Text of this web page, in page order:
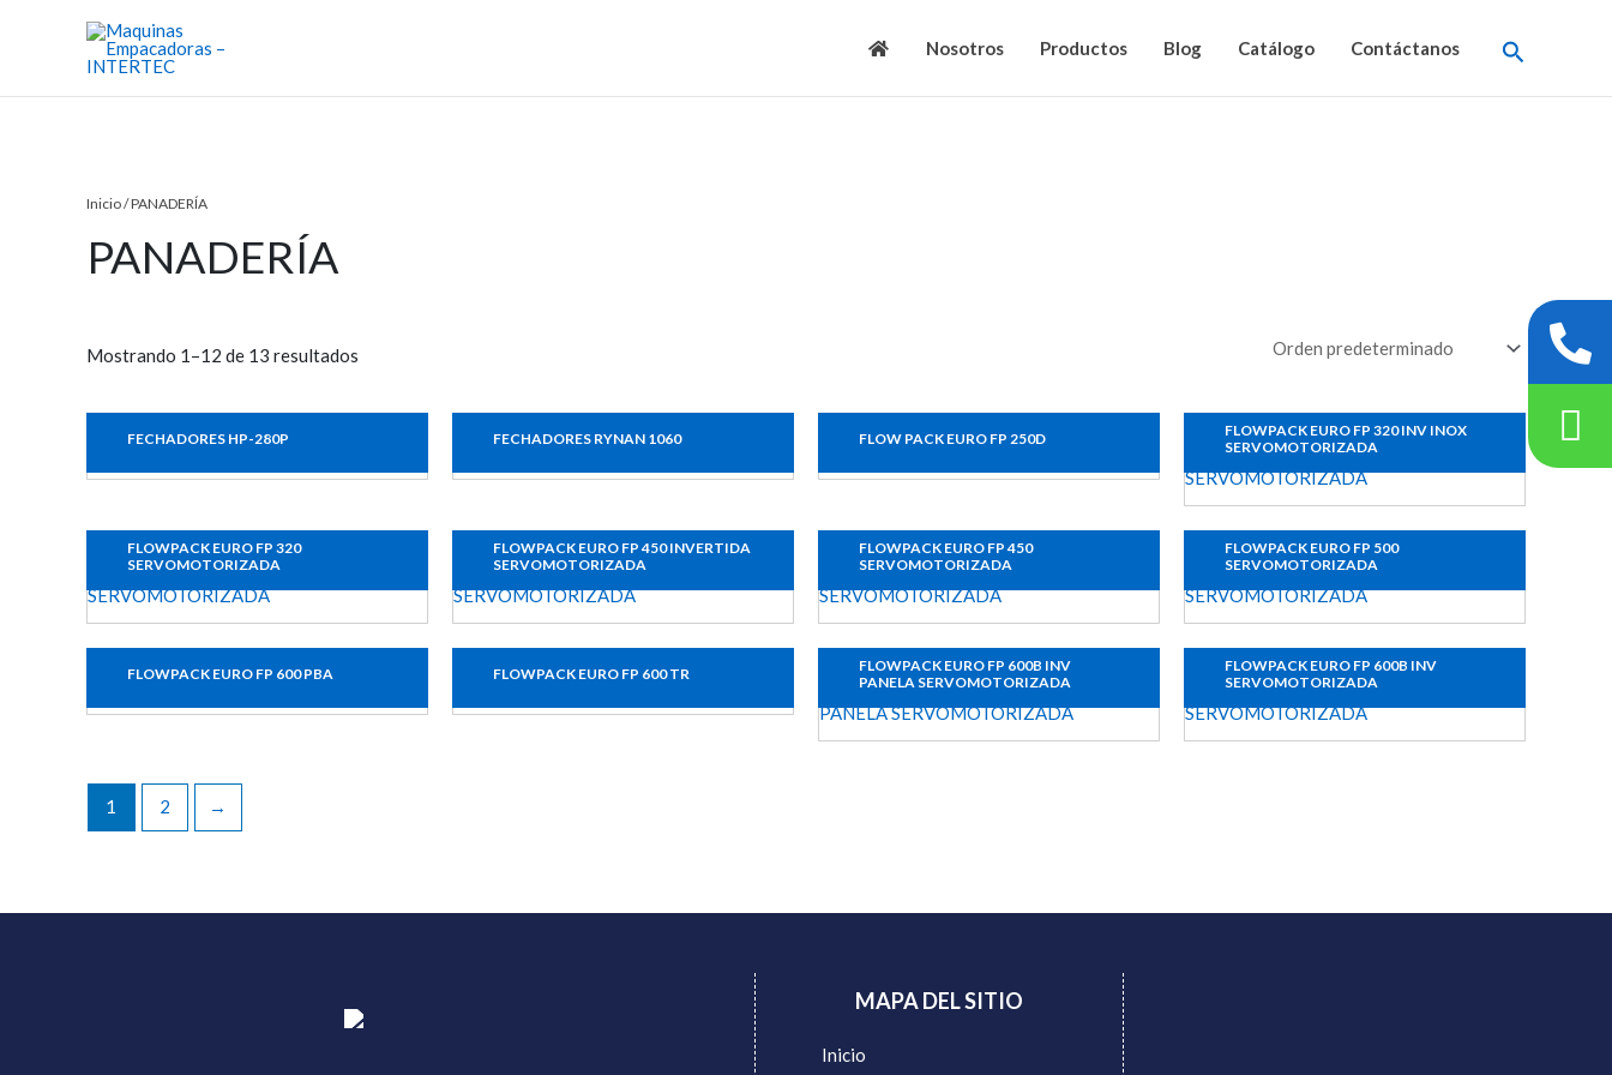
Nosotros Productos Blog Catálogo Contáctanos Buscar
Inicio/ PANADERÍA
PANADERÍA
Mostrando 1–12 de 13 resultados
FECHADORES HP-280P FECHADORES RYNAN 1060 FLOW PACK EURO FP 250D
FLOWPACK EURO FP 320 INV INOX
SERVOMOTORIZADA
FLOWPACK EURO FP 320
SERVOMOTORIZADA
FLOWPACK EURO FP 450 INVERTIDA
SERVOMOTORIZADA
FLOWPACK EURO FP 450
SERVOMOTORIZADA
FLOWPACK EURO FP 500
SERVOMOTORIZADA
FLOWPACK EURO FP 600 PBA FLOWPACK EURO FP 600 TR
FLOWPACK EURO FP 600B INV
PANELA SERVOMOTORIZADA
FLOWPACK EURO FP 600B INV
SERVOMOTORIZADA
1 2 →
MAPA DEL SITIO
Inicio